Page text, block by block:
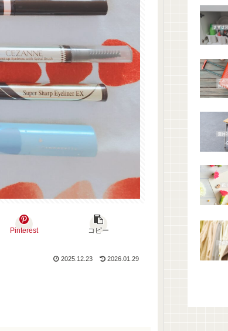
Pinterest コピー
2025.12.23 2026.01.29